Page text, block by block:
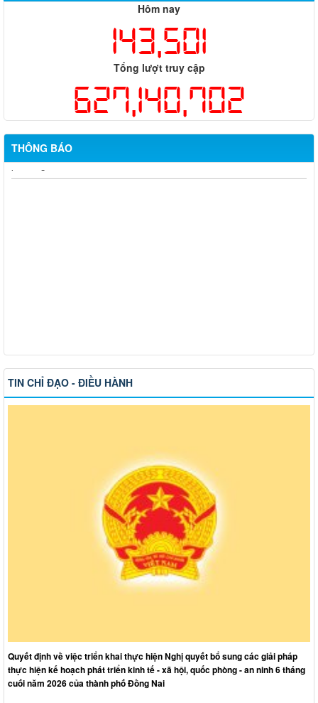
Hôm nay
143,501
Tổng lượt truy cập
627,140,702
THÔNG BÁO
Thông báo về việc tuyển dụng viên chức năm 2026
TIN CHỈ ĐẠO - ĐIỀU HÀNH
Quyết định về việc triển khai thực hiện Nghị quyết bổ sung các giải pháp
thực hiện kế hoạch phát triển kinh tế - xã hội, quốc phòng - an ninh 6 tháng
cuối năm 2026 của thành phố Đồng Nai